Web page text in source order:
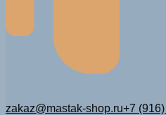
zakaz@mastak-shop.ru+7